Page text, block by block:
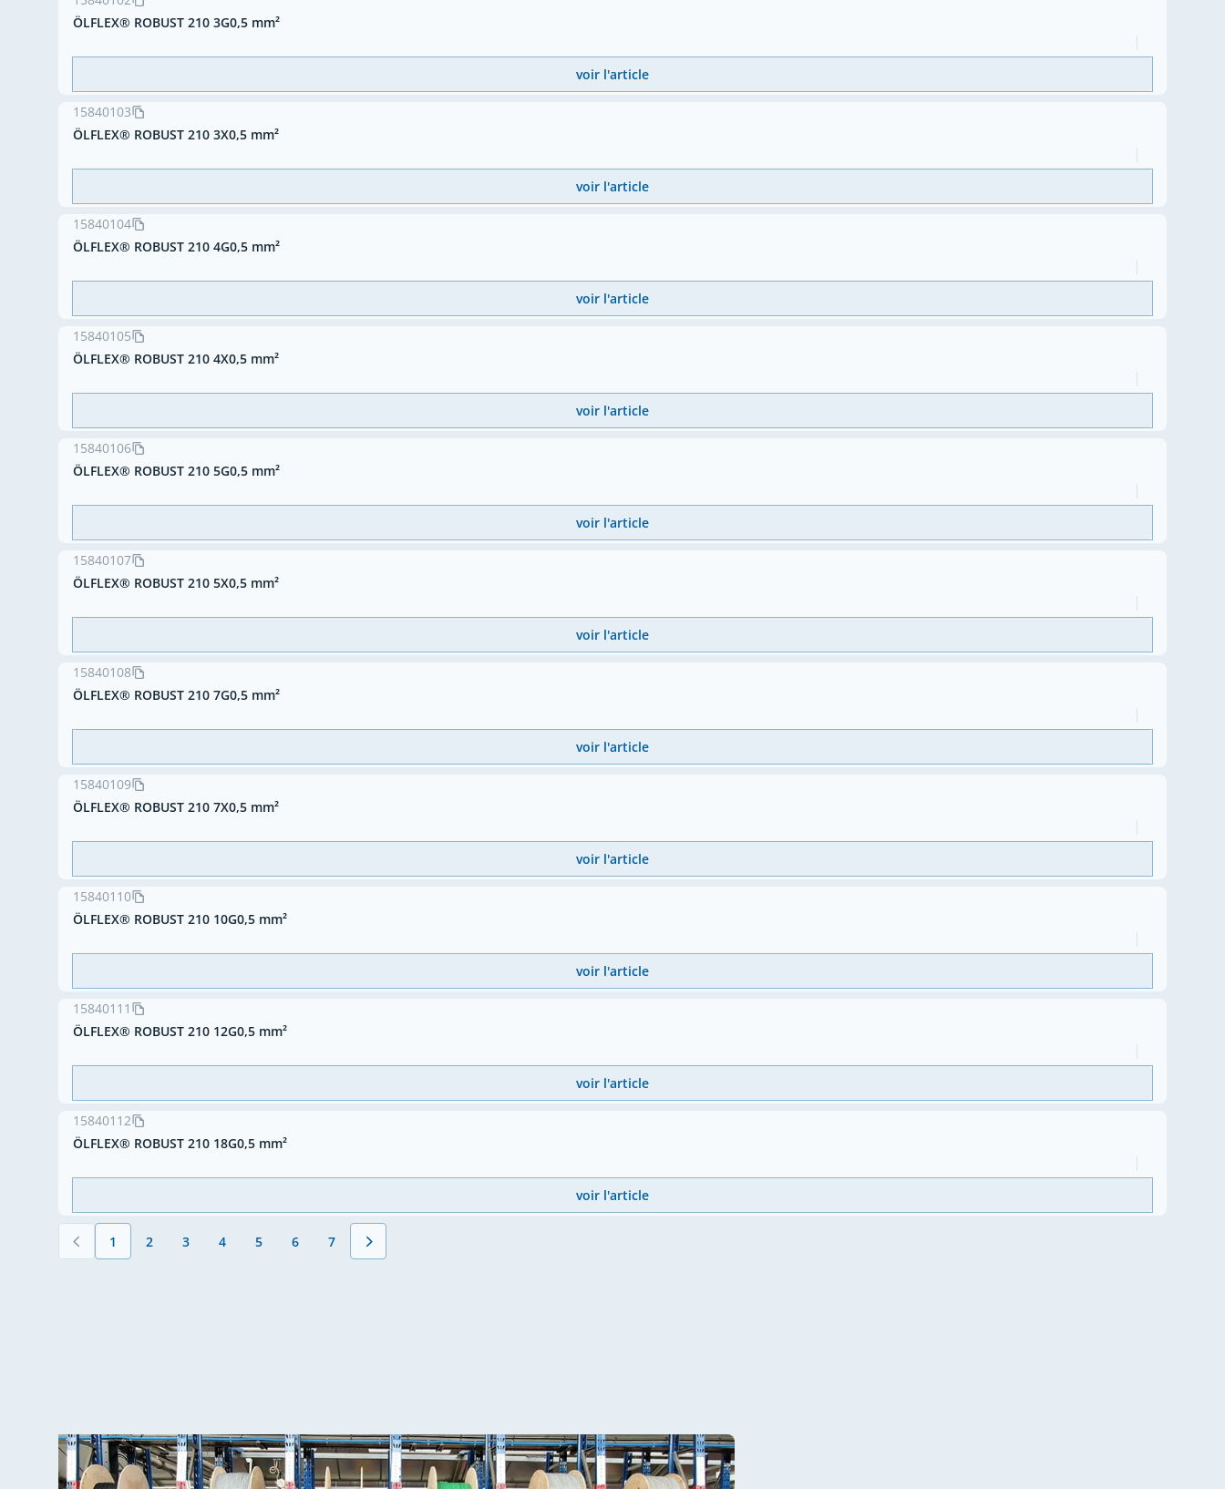
ÖLFLEX® ROBUST 210 3G0,5 mm²
voir l'article
15840103
ÖLFLEX® ROBUST 210 3X0,5 mm²
voir l'article
15840104
ÖLFLEX® ROBUST 210 4G0,5 mm²
voir l'article
15840105
ÖLFLEX® ROBUST 210 4X0,5 mm²
voir l'article
15840106
ÖLFLEX® ROBUST 210 5G0,5 mm²
voir l'article
15840107
ÖLFLEX® ROBUST 210 5X0,5 mm²
voir l'article
15840108
ÖLFLEX® ROBUST 210 7G0,5 mm²
voir l'article
15840109
ÖLFLEX® ROBUST 210 7X0,5 mm²
voir l'article
15840110
ÖLFLEX® ROBUST 210 10G0,5 mm²
voir l'article
15840111
ÖLFLEX® ROBUST 210 12G0,5 mm²
voir l'article
15840112
ÖLFLEX® ROBUST 210 18G0,5 mm²
voir l'article
Vous lisez actuellement la page
1 Page
2 Page
3 Page
4 Page
5 Page
6 Page
7